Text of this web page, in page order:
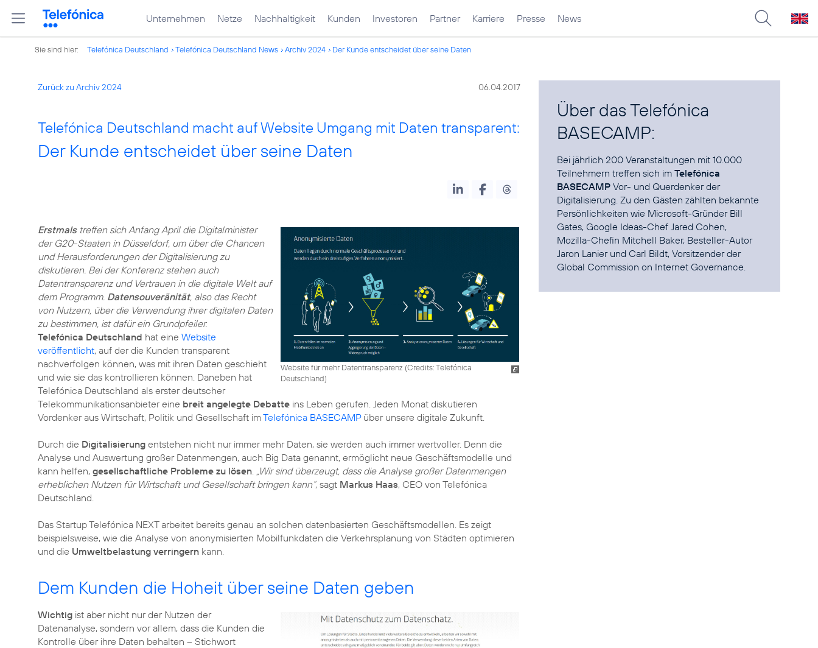
Unternehmen Netze Nachhaltigkeit Kunden Investoren Partner Karriere Presse News
Sie sind hier: Telefónica Deutschland Telefónica Deutschland News Archiv 2024 Der Kunde entscheidet über seine Daten
Zurück zu Archiv 2024 06.04.2017
Telefónica Deutschland macht auf Website Umgang mit Daten transparent:
Der Kunde entscheidet über seine Daten
Website für mehr Datentransparenz (Credits: Telefónica
Deutschland)
Erstmalstreffen sich Anfang April die Digitalminister
der G20-Staaten in Düsseldorf, um über die Chancen
und Herausforderungen der Digitalisierung zu
diskutieren. Bei der Konferenz stehen auch
Datentransparenz und Vertrauen in die digitale Welt auf
dem Programm. Datensouveränität, also das Recht
von Nutzern, über die Verwendung ihrer digitalen Daten
zu bestimmen, ist dafür ein Grundpfeiler.
Telefónica Deutschland hat eine Website
veröffentlicht, auf der die Kunden transparent
nachverfolgen können, was mit ihren Daten geschieht
und wie sie das kontrollieren können. Daneben hat
Telefónica Deutschland als erster deutscher
Telekommunikationsanbieter eine breit angelegte Debatte ins Leben gerufen. Jeden Monat diskutieren
Vordenker aus Wirtschaft, Politik und Gesellschaft imTelefónica BASECAMPüber unsere digitale Zukunft.
Durch die Digitalisierung entstehen nicht nur immer mehr Daten, sie werden auch immer wertvoller. Denn die
Analyse und Auswertung großer Datenmengen, auch Big Data genannt, ermöglicht neue Geschäftsmodelle und
kann helfen, gesellschaftliche Probleme zu lösen. „Wir sind überzeugt, dass die Analyse großer Datenmengen
erheblichen Nutzen für Wirtschaft und Gesellschaft bringen kann“, sagt Markus Haas, CEO von Telefónica
Deutschland.
Das Startup Telefónica NEXT arbeitet bereits genau an solchen datenbasierten Geschäftsmodellen. Es zeigt
beispielsweise, wie die Analyse von anonymisierten Mobilfunkdaten die Verkehrsplanung von Städten optimieren
und die Umweltbelastung verringern kann.
Dem Kunden die Hoheit über seine Daten geben
Wichtig ist aber nicht nur der Nutzen der
Datenanalyse, sondern vor allem, dass die Kunden die
Kontrolle über ihre Daten behalten – Stichwort
Über das Telefónica
BASECAMP:
Bei jährlich 200 Veranstaltungen mit 10.000
Teilnehmern treffen sich imTelefónica
BASECAMP Vor- und Querdenker der
Digitalisierung. Zu den Gästen zählten bekannte
Persönlichkeiten wie Microsoft-Gründer Bill
Gates, Google Ideas-ChefJared Cohen,
Mozilla-Chefin Mitchell Baker, Besteller-Autor
Jaron Lanierund Carl Bildt, Vorsitzender der
Global Commission on Internet Governance.